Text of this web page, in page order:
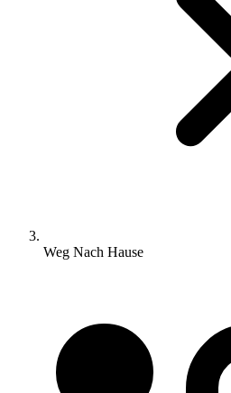
Weg Nach Hause